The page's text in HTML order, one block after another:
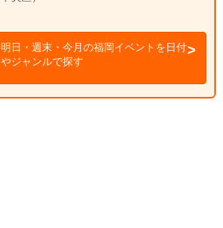
明日・週末・今月の福岡イベントを日付
やジャンルで探す